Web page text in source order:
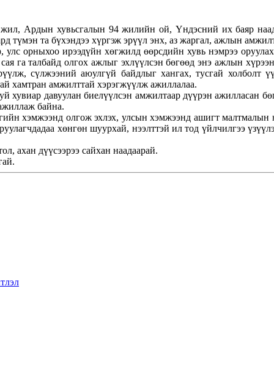
Ардын хувьсгалын 94 жилийн ой, Үндэсний их баяр
түмэн та бүхэндээ хүргэж эрүүл энх, аз жаргал, ажлын
орныхоо ирээдүйн хөгжилд өөрсдийн хувь нэмрээ
га талбайд олгох ажлыг эхлүүлсэн бөгөөд энэ ажлын
сүлжээний аюулгүй байдлыг хангах, тусгай холболт
хамтран амжилттай хэрэгжүүлж ажиллалаа.
хувиар давуулан биелүүлсэн амжилтаар дүүрэн ажилласан
байна.
хэмжээнд олгож эхлэх, улсын хэмжээнд ашигт малтмалын
хөнгөн шуурхай, нээлттэй ил тод үйлчилгээ
ахан дүүсээрээ сайхан наадаарай.